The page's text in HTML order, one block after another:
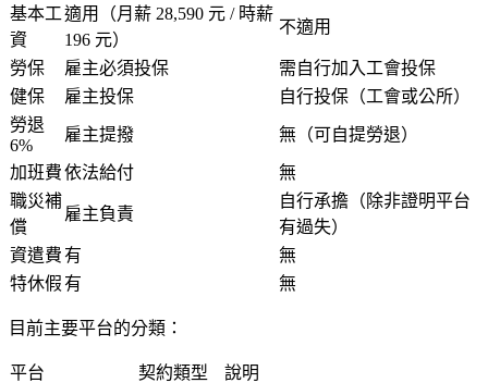
基本工
資
適用（月薪 28,590 元 / 時薪
196 元）
不適用
勞保 雇主必須投保
需自行加入工會投保
健保
雇主投保
自行投保（工會或公所）
勞退
6%
雇主提撥 無（可自提勞退）
加班費依法給付
無
職災補
償
雇主負責
自行承擔（除非證明平台
有過失）
資遣費 有
無
特休假 有 無
目前主要平台的分類 ：
平台 契約類型
說明